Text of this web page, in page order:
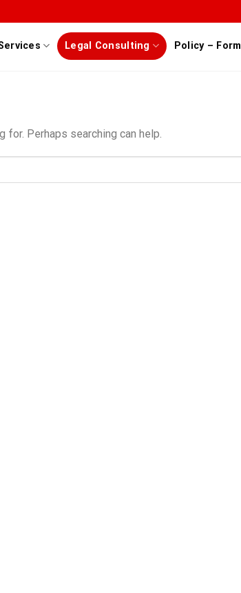
Legal Consulting Policy – Form
for. Perhaps searching can help.